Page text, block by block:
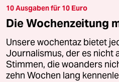
10 Ausgaben für 10 Euro
Die Wochenzeitung
Unsere wochentaz bietet
Journalismus, der es nicht
Stimmen, die woanders
zehn Wochen lang